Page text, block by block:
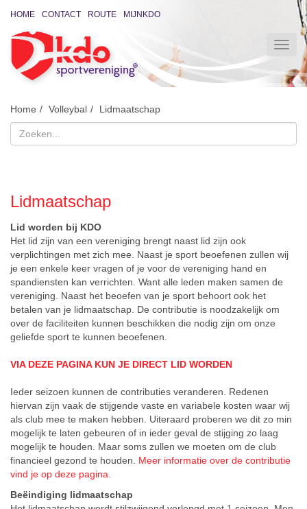
HOME CONTACT ROUTE MIJNKDO
Home Volleybal Lidmaatschap
Lidmaatschap
Lid worden bij KDO
Het lid zijn van een vereniging brengt naast lid zijn ook
verplichtingen met zich mee. Naast je sport beoefenen zullen wij
je een enkele keer vragen of je voor de vereniging hand en
spandiensten kan verrichten. Want alle leden maken samen de
vereniging. Naast het beoefen van je sport behoort ook het
betalen van je lidmaatschap. De contributie is noodzakelijk om
over de faciliteiten kunnen beschikken die nodig zijn om onze
geliefde sport te kunnen beoefenen.
VIA DEZE PAGINA KUN JE DIRECT LID WORDEN
Ieder seizoen kunnen de contributies veranderen. Redenen
hiervan zijn vaak de stijgende vaste en variabele kosten waar wij
als club mee te maken hebben. Uiteraard proberen we dit zo min
mogelijk te laten gebeuren of in ieder geval de stijging zo laag
mogelijk te houden. Maar soms zullen we moeten om de club
financieel gezond te houden. Meer informatie over de contributie
vind je op deze pagina.
Beëindiging lidmaatschap